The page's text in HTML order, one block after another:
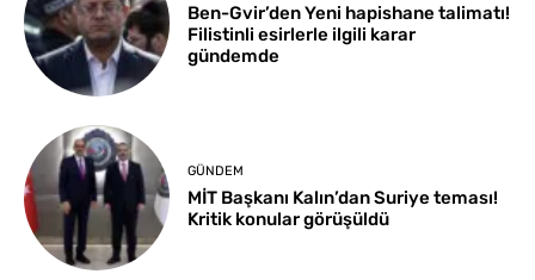
Ben-Gvir’den Yeni hapishane talimatı!
Filistinli esirlerle ilgili karar
gündemde
GÜNDEM
MİT Başkanı Kalın’dan Suriye teması!
Kritik konular görüşüldü